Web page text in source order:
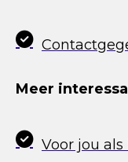
Meer
Voor jou